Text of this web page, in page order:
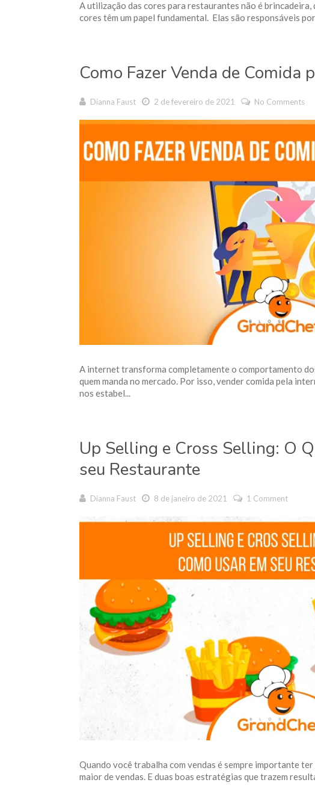
A utilização das cores para restaurantes não é brincadeira,
cores têm um papel fundamental. Elas são responsáveis
Como Fazer Venda de Comida
Dianna Faust 2 de fevereiro de 2021 No Comments
A internet transforma completamente o comportamento
quem manda no mercado. Por isso, vender comida pela
nos estabel...
Up Selling e Cross Selling: O
seu Restaurante
Dianna Faust 8 de janeiro de 2021 1 Comment
Quando você trabalha com vendas é sempre importante
maior de vendas. E duas boas estratégias que trazem